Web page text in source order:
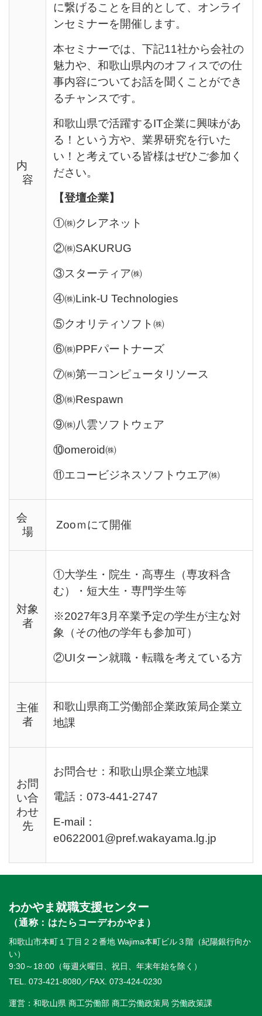
内
容
に繋げることを目的として、オンライ
ンセミナーを開催します。
本セミナーでは、下記11社から会社の
魅力や、 和歌山県内のオフィスでの仕
事内容についてお話を聞くことができ
るチャンスです。
和歌山県で活躍するIT企業に興味があ
る！という方や、業界研究を行いた
い！と考えている皆様はぜひご参加く
ださい。
【登壇企業】
①㈱クレアネット
②㈱SAKURUG
③スターティア㈱
④㈱Link-U Technologies
⑤クオリティソフト㈱
⑥㈱PPFパートナーズ
⑦㈱第一コンピュータリソース
⑧㈱Respawn
⑨㈱八雲ソフトウェア
⑩omeroid㈱
⑪エコービジネスソフトウエア㈱
会
場
Zooｍにて開催
対象
者
①大学生・院生・高専生（専攻科含
む）・短大生・専門学生等
※2027年3月卒業予定の学生が主な対
象（その他の学年も参加可）
②UIターン就職・転職を考えている方
主催
者
和歌山県商工労働部企業政策局企業立
地課
お問
い合
わせ
先
お問合せ：和歌山県企業立地課
電話：073-441-2747
E-mail：
e0622001@pref.wakayama.lg.jp
わかやま就職支援センター
（通称：はたらコーデわかやま）
和歌山市本町１丁目２２番地 Wajima本町ビル３階（紀陽銀行向か
い）
9:30～18:00（毎週火曜日、祝日、年末年始を除く）
TEL. 073-421-8080／FAX. 073-424-0230
運営：和歌山県 商工労働部 商工労働政策局 労働政策課